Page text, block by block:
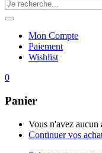
Mon Compte
Paiement
Wishlist
0
Panier
Vous n'avez aucun
Continuer vos